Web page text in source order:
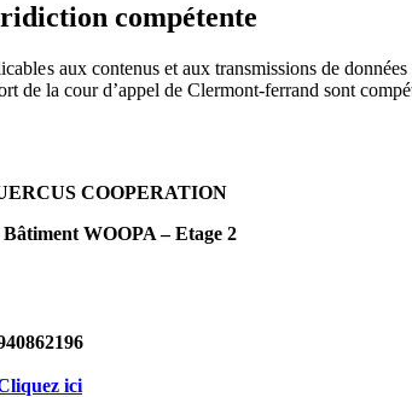
compétente
aux contenus et aux transmissions de
de la cour d’appel de Clermont-ferrand sont
COOPERATION
Bâtiment WOOPA – Etage 2
ici